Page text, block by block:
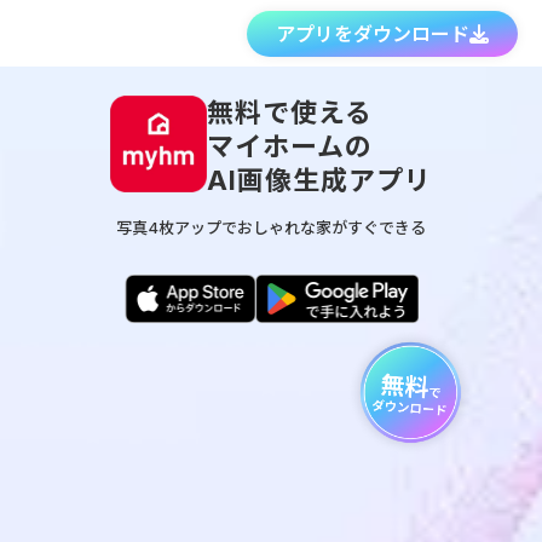
アプリをダウンロード
無料で使える
マイホームの
AI画像生成アプリ
写真4枚アップでおしゃれな家がすぐできる